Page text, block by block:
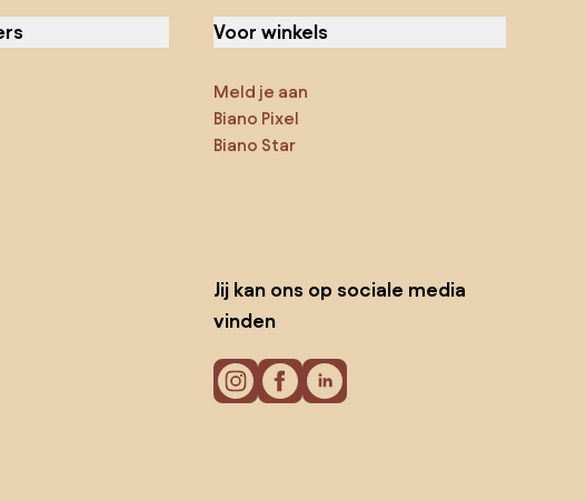
Voor winkels
Meld je aan
Biano Pixel
Biano Star
Jij kan ons op sociale media
vinden